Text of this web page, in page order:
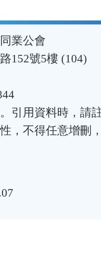
業公會
152號5樓 (104)
引用資料時，請
，不得任意增刪